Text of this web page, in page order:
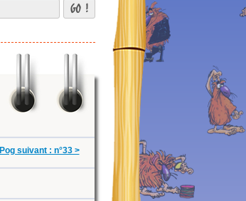
GO !
Pog suivant : n°33 >